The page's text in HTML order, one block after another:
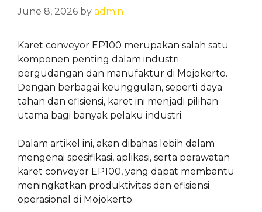
June 8, 2026 by admin
Karet conveyor EP100 merupakan salah satu
komponen penting dalam industri
pergudangan dan manufaktur di Mojokerto.
Dengan berbagai keunggulan, seperti daya
tahan dan efisiensi, karet ini menjadi pilihan
utama bagi banyak pelaku industri.
Dalam artikel ini, akan dibahas lebih dalam
mengenai spesifikasi, aplikasi, serta perawatan
karet conveyor EP100, yang dapat membantu
meningkatkan produktivitas dan efisiensi
operasional di Mojokerto.